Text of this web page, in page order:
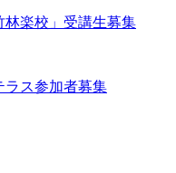
林楽校」受講生募集
ラス参加者募集